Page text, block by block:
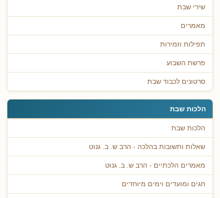
שירי שבת
מאמרים
תפילות וזמירות
פרשת השבוע
סרטונים לכבוד שבת
הלכות שבת
הלכות שבת
שאלות ותשובות בהלכה - הרב ש. ב. גנוט
מאמרים הלכתיים - הרב ש. ב. גנוט
חגים ומועדים וימים מיוחדים